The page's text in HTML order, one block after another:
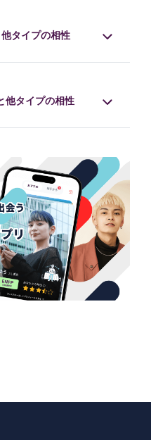
他タイプの相性
他タイプの相性